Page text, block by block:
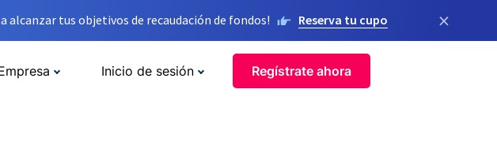
alcanzar tus objetivos de recaudación de fondos! Reserva tu cupo ×
Inicio de sesión Regístrate ahora